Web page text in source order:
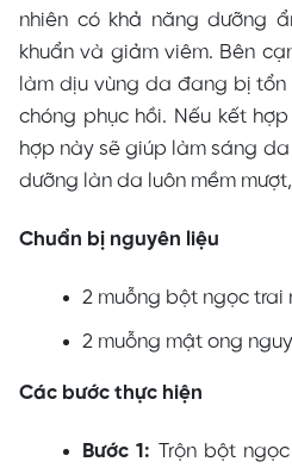
nhiên có khả năng dưỡng
khuẩn và giảm viêm. Bên
làm dịu vùng da đang bị
chóng phục hồi. Nếu kết
hợp này sẽ giúp làm sáng da
dưỡng làn da luôn mềm
Chuẩn bị nguyên liệu
2 muỗng bột ngọc trai
2 muỗng mật ong
Các bước thực hiện
Bước 1: Trộn bột